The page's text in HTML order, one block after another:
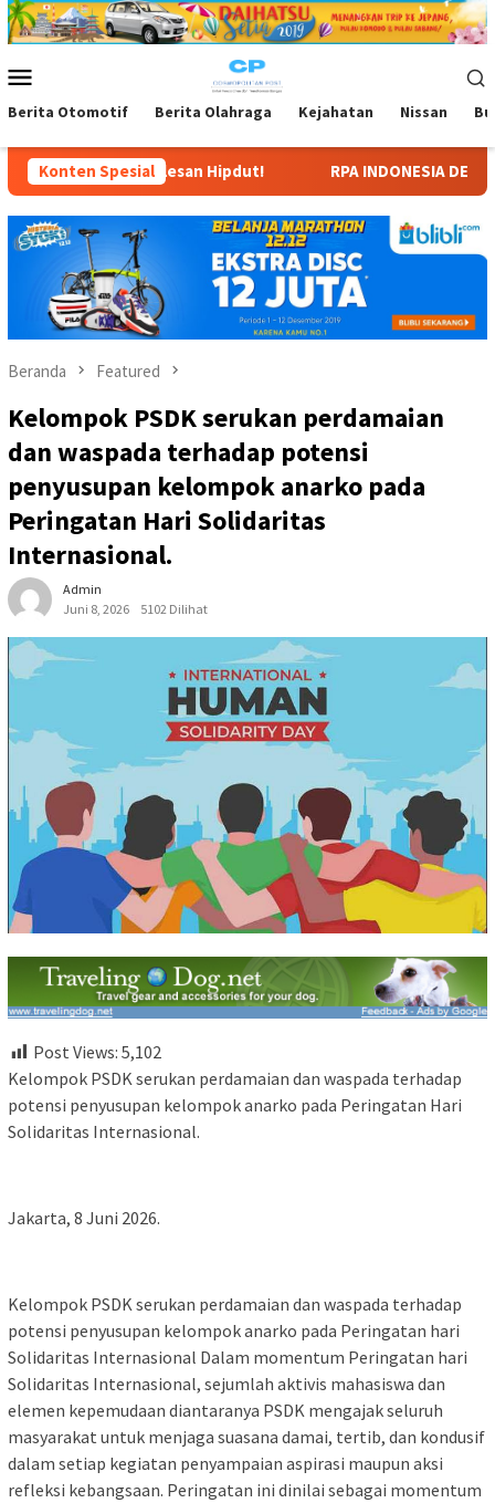
Loncat
ke
Mobile
Berita Otomotif Berita Olahraga Kejahatan Nissan
Konten SpesialRPA INDONESIA DESAK KEPASTIAN SEKOLAH TIGA
Beranda Featured
Kelompok PSDK serukan perdamaian
dan waspada terhadap potensi
penyusupan kelompok anarko pada
Peringatan Hari Solidaritas
Internasional.
Admin
Juni 8, 2026
5102 Dilihat
Post Views: 5,102
Kelompok PSDK serukan perdamaian dan waspada terhadap
potensi penyusupan kelompok anarko pada Peringatan Hari
Solidaritas Internasional.
Jakarta, 8 Juni 2026.
Kelompok PSDK serukan perdamaian dan waspada terhadap
potensi penyusupan kelompok anarko pada Peringatan hari
Solidaritas Internasional Dalam momentum Peringatan hari
Solidaritas Internasional, sejumlah aktivis mahasiswa dan
elemen kepemudaan diantaranya PSDK mengajak seluruh
masyarakat untuk menjaga suasana damai, tertib, dan kondusif
dalam setiap kegiatan penyampaian aspirasi maupun aksi
refleksi kebangsaan. Peringatan ini dinilai sebagai momentum